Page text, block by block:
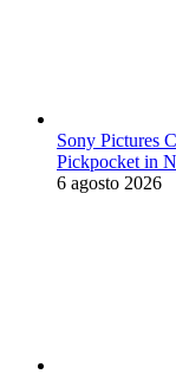
Sony Pictures
Pickpocket in
6 agosto 2026